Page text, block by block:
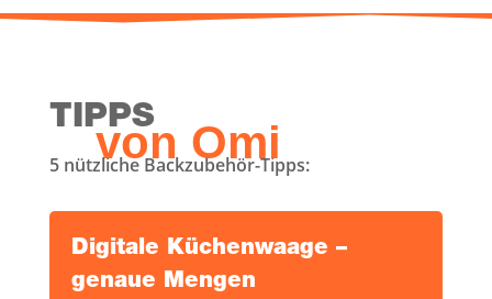
TIPPS
von Omi
5 nütz­li­che Backzubehör-Tipps:
Digi­ta­le Küchen­waa­ge –
genaue Mengen